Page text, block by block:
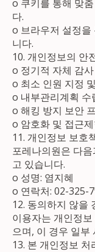
ο 쿠키를 통해 맞
다.
ο 브라우저 설정을
니다.
10. 개인정보의 안
ο 정기적 자체 감사
ο 최소 인원 지정
ο 내부관리계획 수
ο 해킹 방지 보안
ο 암호화 및 접근
11. 개인정보 보호
포레나의원은 다
고 있습니다.
ο 성명: 염지혜
ο 연락처: 02-325-
12. 동의하지 않을
이용자는 개인정
으며, 이 경우 일부
13. 본 개인정보